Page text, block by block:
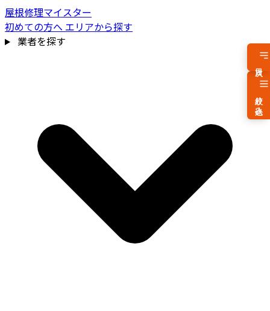
屋根修理マイスター
初めての方へ エリアから探す
業者を探す
費用相場を見る
絞り込み